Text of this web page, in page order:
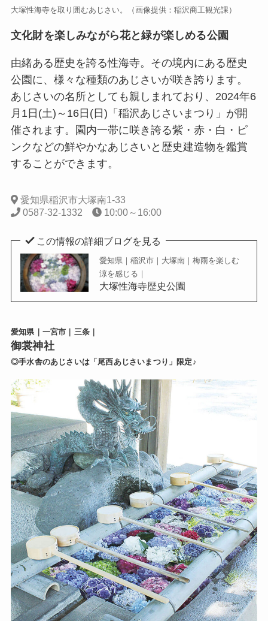
大塚性海寺を取り囲むあじさい。（画像提供：稲沢商工観光課）
文化財を楽しみながら花と緑が楽しめる公園
由緒ある歴史を誇る性海寺。その境内にある歴史
公園に、様々な種類のあじさいが咲き誇ります。
あじさいの名所としても親しまれており、2024年6
月1日(土)～16日(日)「稲沢あじさいまつり」が開
催されます。園内一帯に咲き誇る紫・赤・白・ピ
ンクなどの鮮やかなあじさいと歴史建造物を鑑賞
することができます。
愛知県稲沢市大塚南1-33
0587-32-1332
10:00～16:00
この情報の詳細ブログを見る
愛知県｜稲沢市｜大塚南｜梅雨を楽しむ
涼を感じる｜
大塚性海寺歴史公園
愛知県｜一宮市｜三条｜
御裳神社
◎手水舎のあじさいは「尾西あじさいまつり」限定♪